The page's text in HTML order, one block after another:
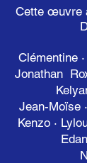
Cette œuvre
Clémentine
Jonathan
Jean-Moïse
Kenzo ·